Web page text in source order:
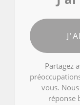
Partagez
vous.
réponse